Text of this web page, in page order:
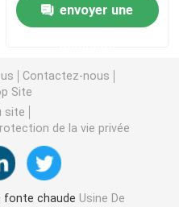
des bandes
envoyer une
Contactez-nous
Site
site
de la vie privée
fonte chaude Usine De